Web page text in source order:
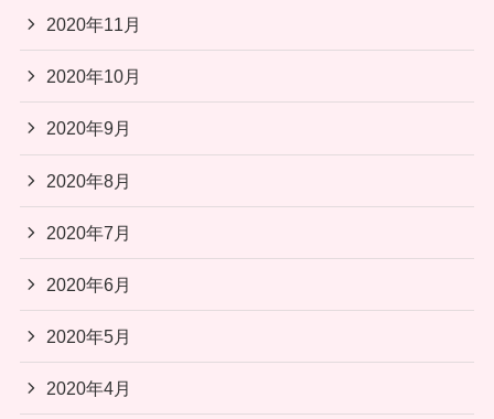
2020年11月
2020年10月
2020年9月
2020年8月
2020年7月
2020年6月
2020年5月
2020年4月